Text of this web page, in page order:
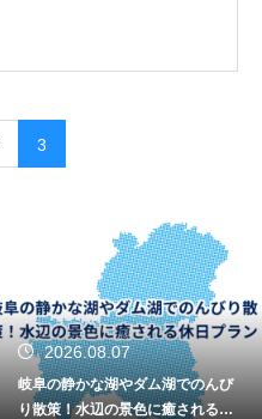
3
2026.08.07
岐阜の静かな湖やダム湖でのんび
り散策！水辺の景色に癒される休